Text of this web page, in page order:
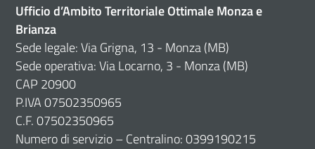
Ufficio d’Ambito Territoriale Ottimale Monza e
Brianza
Sede legale: Via Grigna, 13 - Monza (MB)
Sede operativa: Via Locarno, 3 - Monza (MB)
CAP 20900
P.IVA 07502350965
C.F. 07502350965
Numero di servizio – Centralino: 0399190215